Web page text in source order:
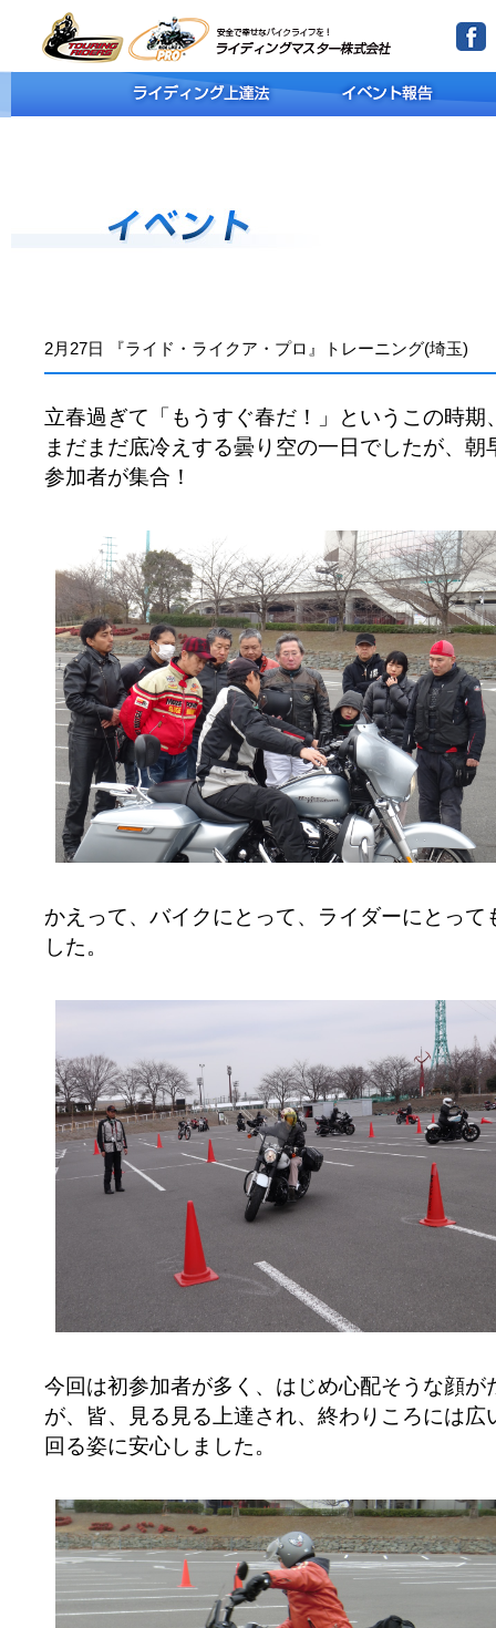
2月27日 『ライド・ライクア・プロ』トレーニング(埼玉)
立春過ぎて「もうすぐ春だ！」というこの時期
まだまだ底冷えする曇り空の一日でしたが、
参加者が集合！
かえって、バイクにとって、ライダーにとって
した。
今回は初参加者が多く、はじめ心配そうな顔が
が、皆、見る見る上達され、終わりころには広
回る姿に安心しました。